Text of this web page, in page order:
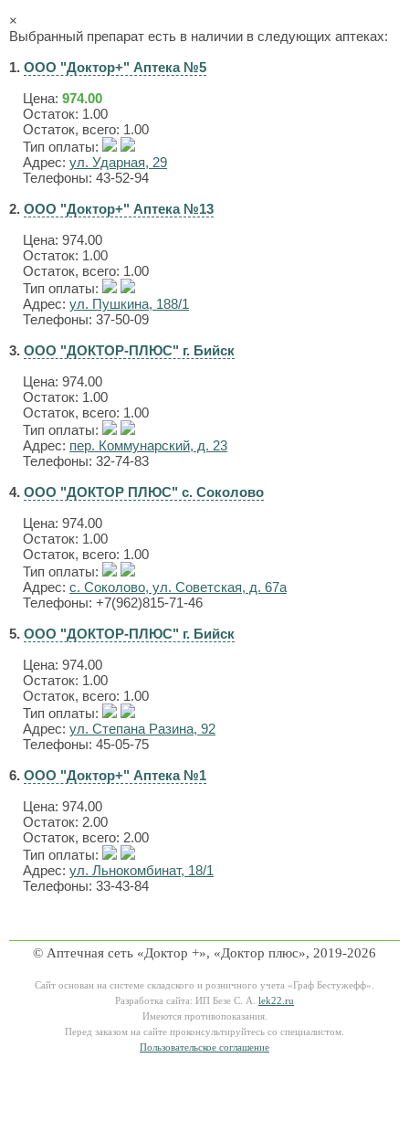
×
Выбранный препарат есть в наличии в следующих аптеках:
1. ООО "Доктор+" Аптека №5
Цена: 974.00
Остаток: 1.00
Остаток, всего: 1.00
Тип оплаты:
Адрес: ул. Ударная, 29
Телефоны: 43-52-94
2. ООО "Доктор+" Аптека №13
Цена: 974.00
Остаток: 1.00
Остаток, всего: 1.00
Тип оплаты:
Адрес: ул. Пушкина, 188/1
Телефоны: 37-50-09
3. ООО "ДОКТОР-ПЛЮС" г. Бийск
Цена: 974.00
Остаток: 1.00
Остаток, всего: 1.00
Тип оплаты:
Адрес: пер. Коммунарский, д. 23
Телефоны: 32-74-83
4. ООО "ДОКТОР ПЛЮС" с. Соколово
Цена: 974.00
Остаток: 1.00
Остаток, всего: 1.00
Тип оплаты:
Адрес: с. Соколово, ул. Советская, д. 67а
Телефоны: +7(962)815-71-46
5. ООО "ДОКТОР-ПЛЮС" г. Бийск
Цена: 974.00
Остаток: 1.00
Остаток, всего: 1.00
Тип оплаты:
Адрес: ул. Степана Разина, 92
Телефоны: 45-05-75
6. ООО "Доктор+" Аптека №1
Цена: 974.00
Остаток: 2.00
Остаток, всего: 2.00
Тип оплаты:
Адрес: ул. Льнокомбинат, 18/1
Телефоны: 33-43-84
© Аптечная сеть «Доктор +», «Доктор плюс», 2019-2026
Сайт основан на системе складского и розничного учета «Граф Бестужефф».
Разработка сайта: ИП Безе С. А. lek22.ru
Имеются противопоказания.
Перед заказом на сайте проконсультируйтесь со специалистом.
Пользовательское соглашение